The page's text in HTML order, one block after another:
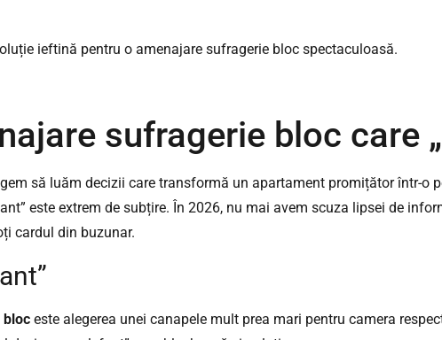
sufragerie bloc care
să luăm decizii care transformă un apartament promițător într-o
este extrem de subțire. În 2026, nu mai avem scuza lipsei de
cardul din buzunar.
bloc este alegerea unei canapele mult prea mari pentru camera